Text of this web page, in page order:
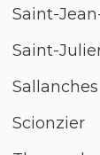
Saint-
Saint-
Sallanches
Scionzier